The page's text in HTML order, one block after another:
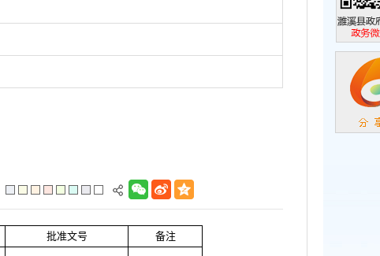
批准文号 备注
濉溪县政
政务微信